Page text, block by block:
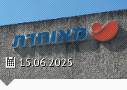
15.06.2025